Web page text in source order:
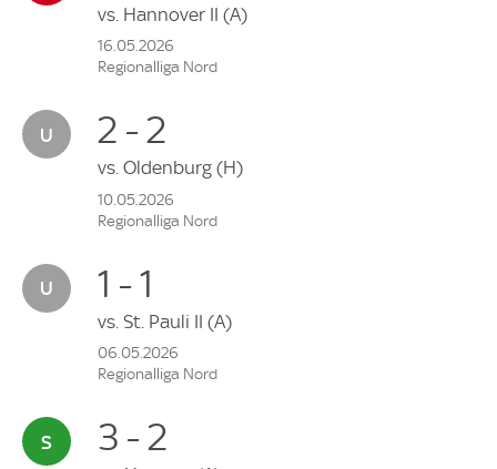
vs. Hannover II (A)
16.05.2026
Regionalliga Nord
2 - 2
vs. Oldenburg (H)
10.05.2026
Regionalliga Nord
1 - 1
vs. St. Pauli II (A)
06.05.2026
Regionalliga Nord
3 - 2